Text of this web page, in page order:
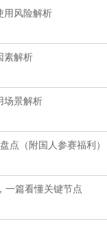
染怎么收费
插件
云渲染软件
件厂家
厂家
云渲染厂商
动画渲染大赛
届大赛回顾
渲染
视频云渲染
用风险解析
素解析
场景解析
点（附国人参赛福利）
一篇看懂关键节点